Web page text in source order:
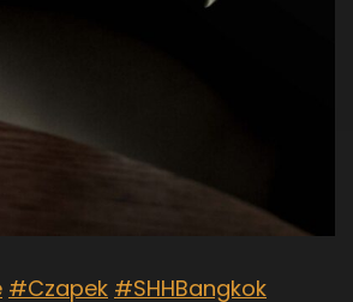
#Czapek #SHHBangkok